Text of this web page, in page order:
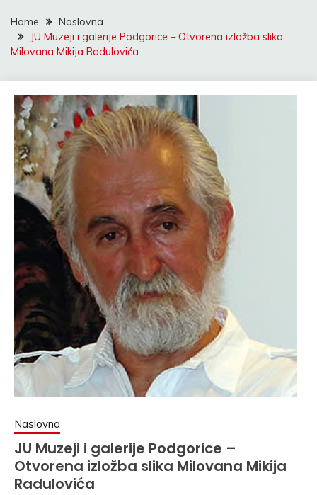
Home
Naslovna
JU Muzeji i galerije Podgorice – Otvorena izložba slika
Milovana Mikija Radulovića
Naslovna
JU Muzeji i galerije Podgorice –
Otvorena izložba slika Milovana Mikija
Radulovića